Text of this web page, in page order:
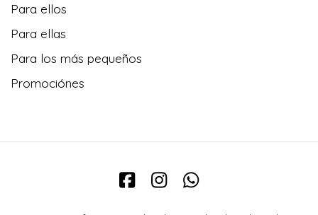
Para ellos
Para ellas
Para los más pequeños
Promociónes